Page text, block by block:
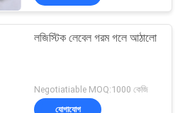
লজিস্টিক লেবেল গরম গলে আঠালো
Negotiatiable MOQ:1000 কেজি
যোগাযোগ